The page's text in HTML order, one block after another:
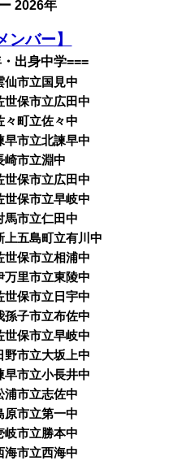
2026年
ンバー】
出身中学===
市立国見中
保市立広田中
町立佐々中
市立北諫早中
市立淵中
保市立広田中
世保市立早岐中
市立仁田中
五島町立有川中
保市立相浦中
里市立東陵中
保市立日宇中
子市立布佐中
世保市立早岐中
市立大坂上中
市立小長井中
市立志佐中
市立第一中
市立勝本中
市立西海中